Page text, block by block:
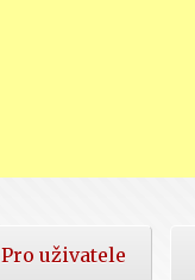
Pro uživatele